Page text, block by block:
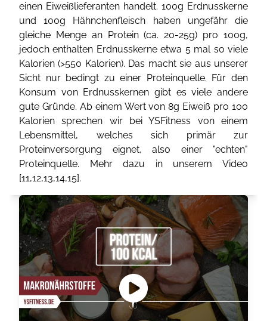
einen Eiweißlieferanten handelt. 100g Erdnusskerne
und 100g Hähnchenfleisch haben ungefähr die
gleiche Menge an Protein (ca. 20-25g) pro 100g,
jedoch enthalten Erdnusskerne etwa 5 mal so viele
Kalorien (>550 Kalorien). Das macht sie aus unserer
Sicht nur bedingt zu einer Proteinquelle. Für den
Konsum von Erdnusskernen gibt es viele andere
gute Gründe. Ab einem Wert von 8g Eiweiß pro 100
Kalorien sprechen wir bei YSFitness von einem
Lebensmittel, welches sich primär zur
Proteinversorgung eignet, also einer "echten"
Proteinquelle. Mehr dazu in unserem Video
[11,12,13,14,15].